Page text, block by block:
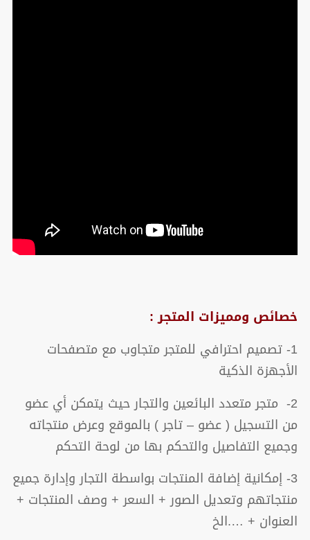
خصائص ومميزات المتجر :
1- تصميم احترافي للمتجر متجاوب مع متصفحات
الأجهزة الذكية
2- متجر متعدد البائعين والتجار حيث يتمكن أي عضو
من التسجيل ( عضو – تاجر ) بالموقع وعرض منتجاته
وجميع التفاصيل والتحكم بها من لوحة التحكم
3- إمكانية إضافة المنتجات بواسطة التجار وإدارة جميع
منتجاتهم وتعديل الصور + السعر + وصف المنتجات +
العنوان + ….الخ